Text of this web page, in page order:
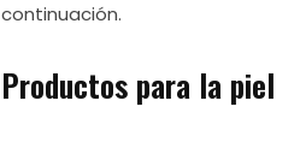
continuación.
Productos para la piel